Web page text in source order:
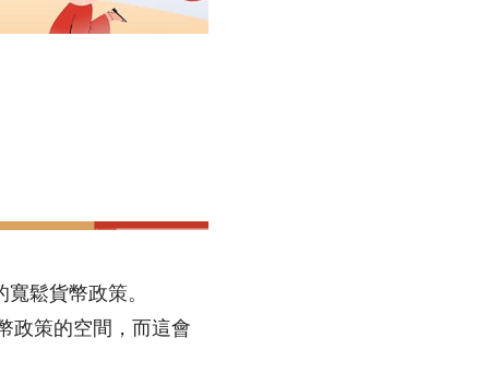
鬆貨幣政策。
政策的空間，而這會